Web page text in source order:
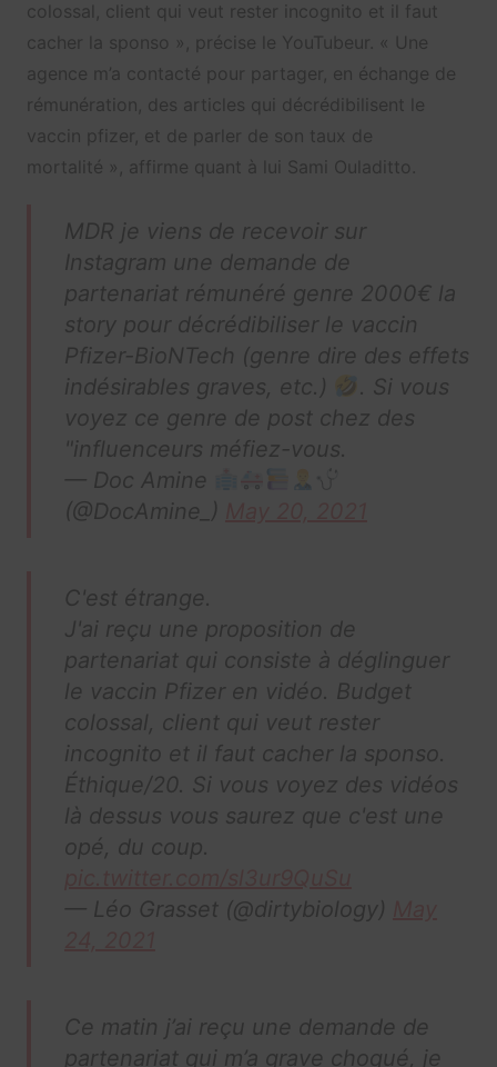
colossal, client qui veut rester incognito et il faut
cacher la sponso », précise le YouTubeur. « Une
agence m’a contacté pour partager, en échange de
rémunération, des articles qui décrédibilisent le
vaccin pfizer, et de parler de son taux de
mortalité », affirme quant à lui Sami Ouladitto.
MDR je viens de recevoir sur
Instagram une demande de
partenariat rémunéré genre 2000€ la
story pour décrédibiliser le vaccin
Pfizer-BioNTech (genre dire des effets
indésirables graves, etc.)
. Si vous
voyez ce genre de post chez des
"influenceurs méfiez-vous.
— Doc Amine
(@DocAmine_)
C'est étrange.
J'ai reçu une proposition de
partenariat qui consiste à déglinguer
le vaccin Pfizer en vidéo. Budget
colossal, client qui veut rester
incognito et il faut cacher la sponso.
Éthique/20. Si vous voyez des vidéos
là dessus vous saurez que c'est une
opé, du coup.
— Léo Grasset (@dirtybiology)
Ce matin j’ai reçu une demande de
partenariat qui m’a grave choqué, je